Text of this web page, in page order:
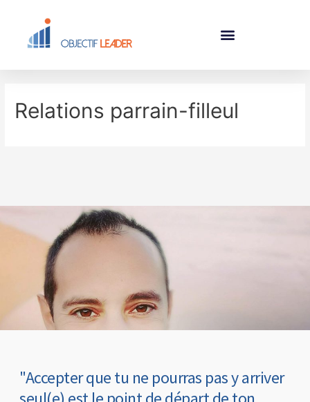
Relations parrain-filleul
"Accepter que tu ne pourras pas y arriver